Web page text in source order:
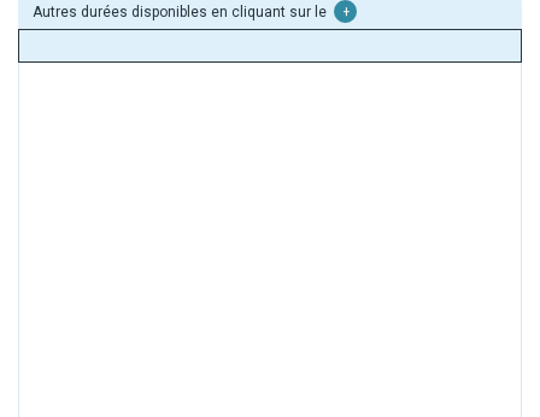
Autres durées disponibles en cliquant sur le +